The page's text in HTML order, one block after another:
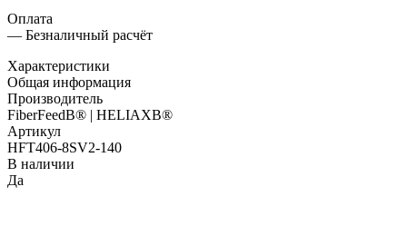
Оплата
— Безналичный расчёт
Характеристики
Общая информация
Производитель
FiberFeedВ® | HELIAXВ®
Артикул
HFT406-8SV2-140
В наличии
Да